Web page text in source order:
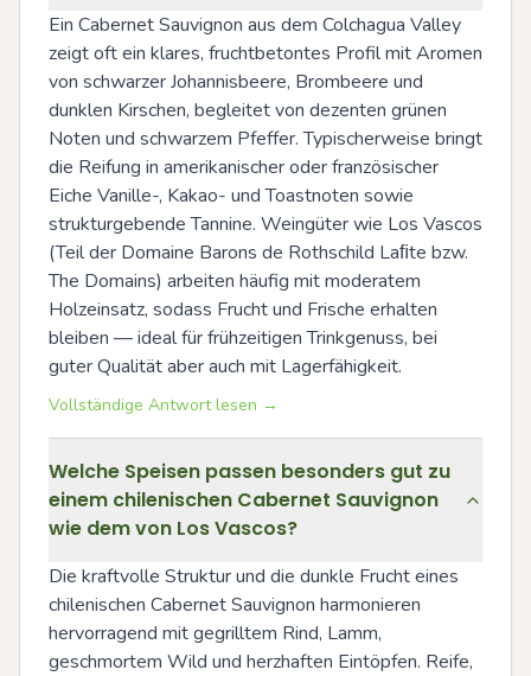
Ein Cabernet Sauvignon aus dem Colchagua Valley
zeigt oft ein klares, fruchtbetontes Profil mit Aromen
von schwarzer Johannisbeere, Brombeere und
dunklen Kirschen, begleitet von dezenten grünen
Noten und schwarzem Pfeffer. Typischerweise bringt
die Reifung in amerikanischer oder französischer
Eiche Vanille-, Kakao- und Toastnoten sowie
strukturgebende Tannine. Weingüter wie Los Vascos
(Teil der Domaine Barons de Rothschild Laﬁte bzw.
The Domains) arbeiten häufig mit moderatem
Holzeinsatz, sodass Frucht und Frische erhalten
bleiben — ideal für frühzeitigen Trinkgenuss, bei
guter Qualität aber auch mit Lagerfähigkeit.
Vollständige Antwort lesen →
Welche Speisen passen besonders gut zu
einem chilenischen Cabernet Sauvignon
wie dem von Los Vascos?
Die kraftvolle Struktur und die dunkle Frucht eines
chilenischen Cabernet Sauvignon harmonieren
hervorragend mit gegrilltem Rind, Lamm,
geschmortem Wild und herzhaften Eintöpfen. Reife,